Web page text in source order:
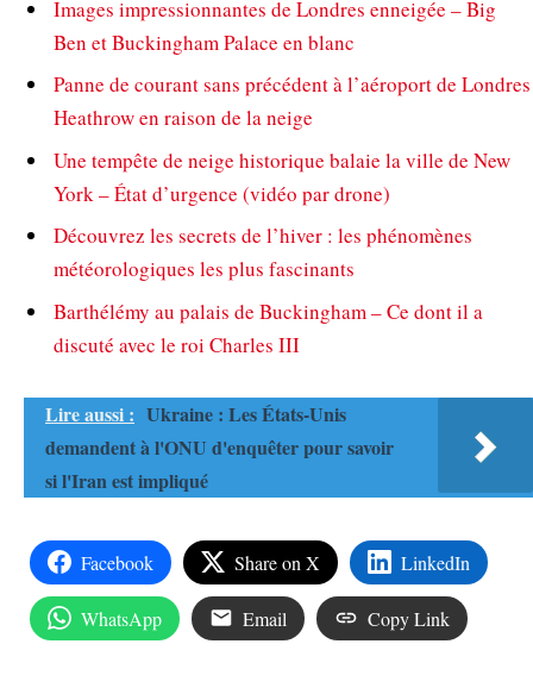
Images impressionnantes de Londres enneigée – Big
Ben et Buckingham Palace en blanc
Panne de courant sans précédent à l’aéroport de Londres
Heathrow en raison de la neige
Une tempête de neige historique balaie la ville de New
York – État d’urgence (vidéo par drone)
Découvrez les secrets de l’hiver : les phénomènes
météorologiques les plus fascinants
Barthélémy au palais de Buckingham – Ce dont il a
discuté avec le roi Charles III
Lire aussi : Ukraine : Les États-Unis
demandent à l'ONU d'enquêter pour savoir
si l'Iran est impliqué
Facebook Share on X LinkedIn
WhatsApp Email Copy Link